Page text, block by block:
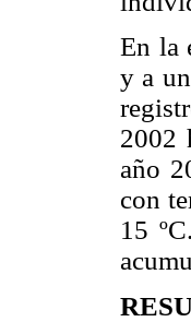
En la
y a
2002
año
con
15